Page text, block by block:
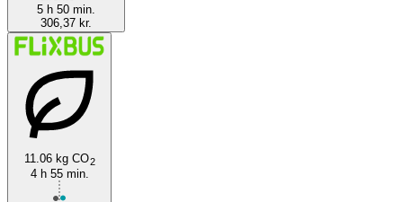
5 h 50 min.
306,37 kr.
11.06 kg CO2
4 h 55 min.